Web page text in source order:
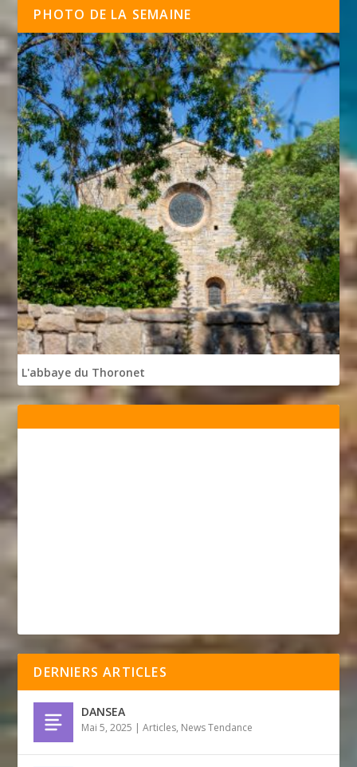
PHOTO DE LA SEMAINE
L'abbaye du Thoronet
DERNIERS ARTICLES
DANSEA
Mai 5, 2025 |Articles, News Tendance